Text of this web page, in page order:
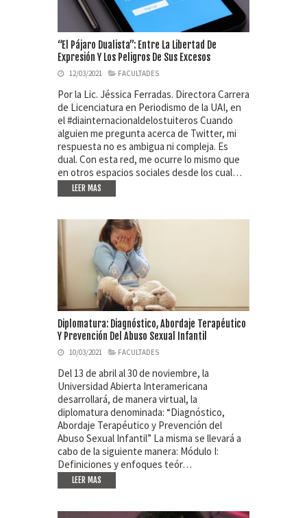
“El Pájaro Dualista”: Entre La Libertad De
Expresión Y Los Peligros De Sus Excesos
12/03/2021 FACULTADES
Por la Lic. Jéssica Ferradas. Directora Carrera
de Licenciatura en Periodismo de la UAI, en
el #diainternacionaldelostuiteros Cuando
alguien me pregunta acerca de Twitter, mi
respuesta no es ambigua ni compleja. Es
dual. Con esta red, me ocurre lo mismo que
en otros espacios sociales desde los cual…
LEER MAS
Diplomatura: Diagnóstico, Abordaje Terapéutico
Y Prevención Del Abuso Sexual Infantil
10/03/2021 FACULTADES
Del 13 de abril al 30 de noviembre, la
Universidad Abierta Interamericana
desarrollará, de manera virtual, la
diplomatura denominada: “Diagnóstico,
Abordaje Terapéutico y Prevención del
Abuso Sexual Infantil” La misma se llevará a
cabo de la siguiente manera: Módulo I:
Definiciones y enfoques teór…
LEER MAS